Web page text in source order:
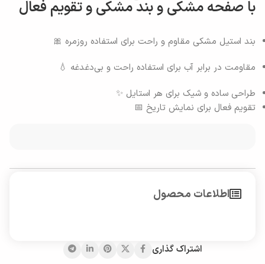
با صفحه مشکی و بند مشکی و تقویم فعال
بند استیل مشکی مقاوم و راحت برای استفاده روزمره 🎀
مقاومت در برابر آب برای استفاده راحت و بی‌دغدغه 💧
طراحی ساده و شیک برای هر استایل ✨
تقویم فعال برای نمایش تاریخ 📅
اطلاعات محصول
اشتراک گذاری